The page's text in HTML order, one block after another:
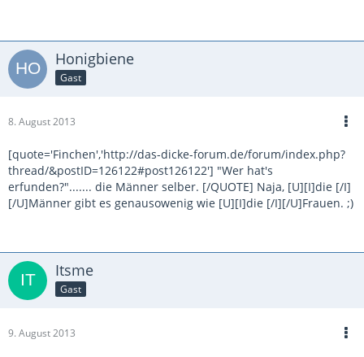
Honigbiene
Gast
8. August 2013
[quote='Finchen','http://das-dicke-forum.de/forum/index.php?
thread/&postID=126122#post126122'] "Wer hat's
erfunden?"....... die Männer selber. [/QUOTE] Naja, [U][I]die [/I]
[/U]Männer gibt es genausowenig wie [U][I]die [/I][/U]Frauen. ;)
Itsme
Gast
9. August 2013